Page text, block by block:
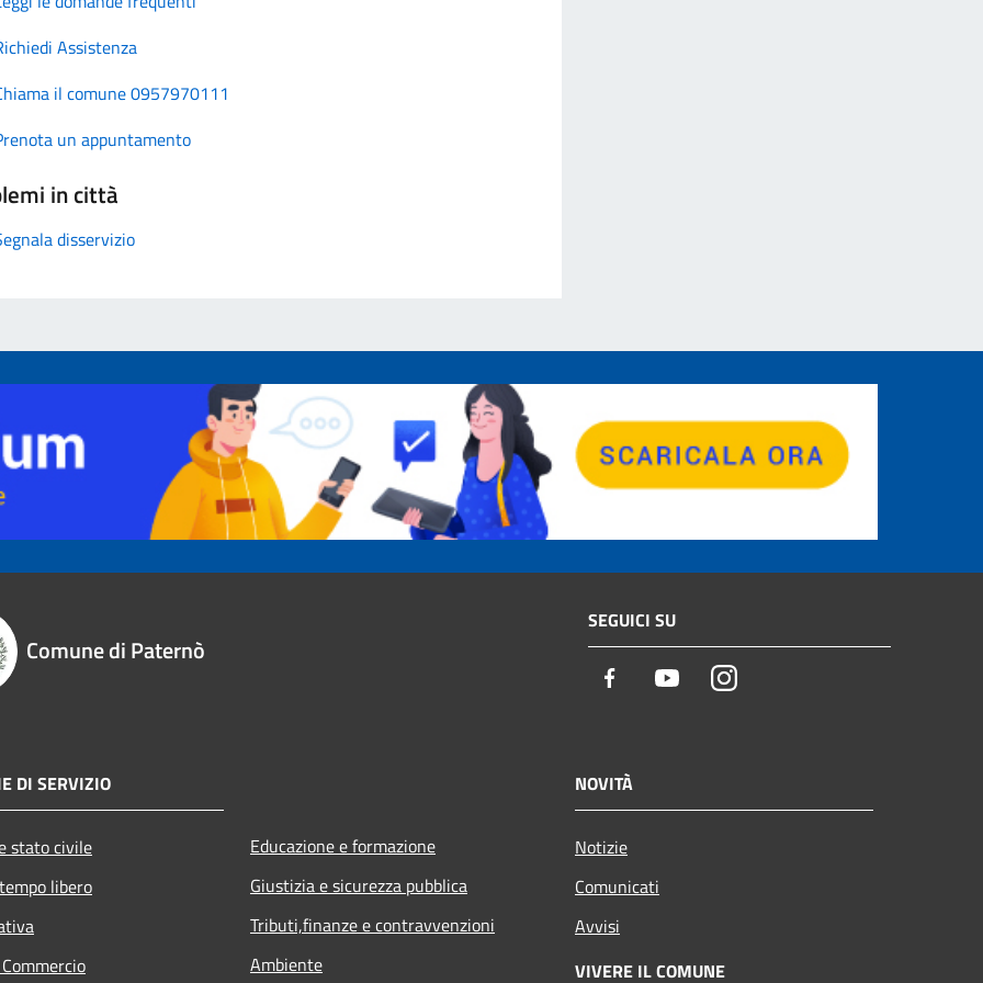
Assistenza
il comune 0957970111
un appuntamento
in città
disservizio
Comune di Paternò
SEGUICI SU
Facebook YoutubeInstagram
DI SERVIZIO
stato civile
libero
Educazione e formazione
Giustizia e sicurezza pubblica
Tributi,finanze e contravvenzioni
Ambiente
NOVITÀ
Notizie
Comunicati
Avvisi
VIVERE IL COMUNE